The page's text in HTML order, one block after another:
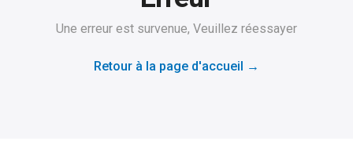
Une erreur est survenue, Veuillez réessayer
Retour à la page d'accueil →